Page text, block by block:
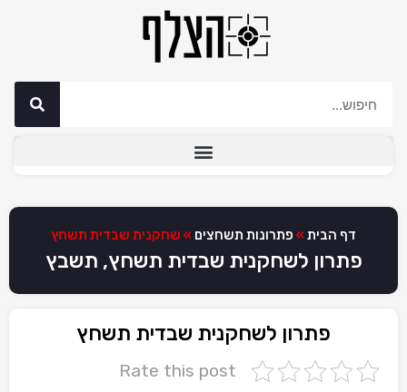
דף הבית » פתרונות תשחצים » שחקנית שבדית תשחץ
פתרון לשחקנית שבדית תשחץ, תשבץ
פתרון לשחקנית שבדית תשחץ
Rate this post